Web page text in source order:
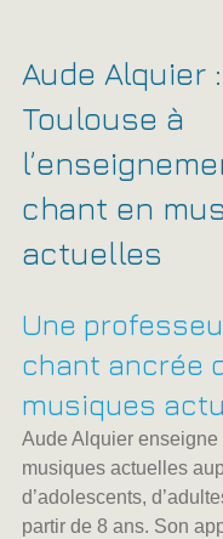
Aude Alquier
Toulouse à
chant en
actuelles
Une
chant ancrée
musiques
Aude Alquier enseigne
musiques actuelles
d’adolescents,
partir de 8 ans. Son